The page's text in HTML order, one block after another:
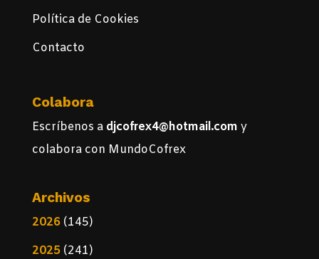
Política de Cookies
Contacto
Colabora
Escríbenos a djcofrex4@hotmail.com y
colabora con MundoCofrex
Archivos
2026(145)
2025(241)